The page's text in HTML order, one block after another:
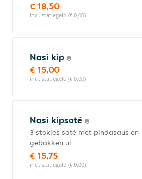
€ 18,50
incl. statiegeld (€ 0,00)
Nasi kip
€ 15,00
incl. statiegeld (€ 0,00)
Nasi kipsaté
3 stokjes saté met pindasaus en
gebakken ui
€ 15,75
incl. statiegeld (€ 0,00)